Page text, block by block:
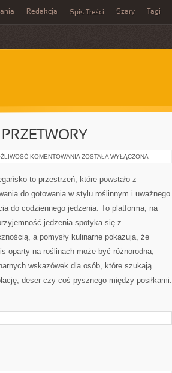
Redakcja Spis Treści Szary Tagi
KOMENTOWANIA DOMOWE
PRZETWORY
ZOSTAŁA WYŁĄCZONA
to przestrzeń, które powstało z
do gotowania w stylu roślinnym i uważnego
do codziennego jedzenia. To platforma, na
jedzenia spotyka się z
a pomysły kulinarne pokazują, że
oparty na roślinach może być różnorodna,
wskazówek dla osób, które szukają
deser czy coś pysznego między posiłkami.